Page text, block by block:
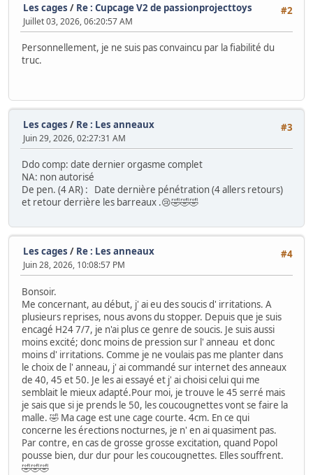
#2
Les cages / Re : Cupcage V2 de passionprojecttoys
Juillet 03, 2026, 06:20:57 AM
Personnellement, je ne suis pas convaincu par la fiabilité du
truc.
#3
Les cages / Re : Les anneaux
Juin 29, 2026, 02:27:31 AM
Ddo comp: date dernier orgasme complet
NA: non autorisé
De pen. (4 AR) : Date dernière pénétration (4 allers retours)
et retour derrière les barreaux .😢🤣🤣🤣
#4
Les cages / Re : Les anneaux
Juin 28, 2026, 10:08:57 PM
Bonsoir.
Me concernant, au début, j' ai eu des soucis d' irritations. A
plusieurs reprises, nous avons du stopper. Depuis que je suis
encagé H24 7/7, je n'ai plus ce genre de soucis. Je suis aussi
moins excité; donc moins de pression sur l' anneau et donc
moins d' irritations. Comme je ne voulais pas me planter dans
le choix de l' anneau, j' ai commandé sur internet des anneaux
de 40, 45 et 50. Je les ai essayé et j' ai choisi celui qui me
semblait le mieux adapté.Pour moi, je trouve le 45 serré mais
je sais que si je prends le 50, les coucougnettes vont se faire la
malle. 🤣 Ma cage est une cage courte. 4cm. En ce qui
concerne les érections nocturnes, je n' en ai quasiment pas.
Par contre, en cas de grosse grosse excitation, quand Popol
pousse bien, dur dur pour les coucougnettes. Elles souffrent.
🤣🤣🤣